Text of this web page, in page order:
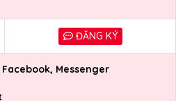
ĐĂNG KÝ
Facebook, Messenger